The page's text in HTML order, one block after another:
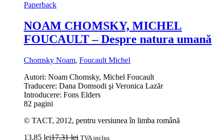
Paperback
NOAM CHOMSKY, MICHEL
FOUCAULT – Despre natura umană
Chomsky Noam, Foucault Michel
Autori: Noam Chomsky, Michel Foucault
Traducere: Dana Domsodi şi Veronica Lazăr
Introducere: Fons Elders
82 pagini
© TACT, 2012, pentru versiunea în limba română
13,85 lei17,31lei TVA inclus